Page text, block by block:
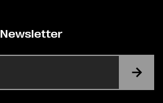
Newsletter